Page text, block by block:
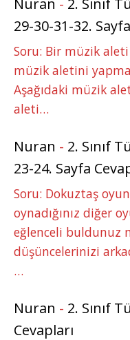
Nuran - 2. Sınıf
29-30-31-32.
Soru: Bir müzik aleti
müzik aletini
Aşağıdaki müzik
aleti…
Nuran - 2. Sınıf
23-24. Sayfa
Soru: Dokuztaş
oynadığınız diğer
eğlenceli buldunuz
düşüncelerinizi
…
Nuran - 2. Sınıf
Cevapları